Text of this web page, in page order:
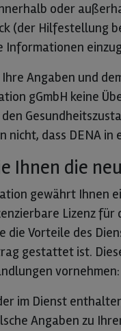
oder
(der Hilfestellung
Informationen
Angaben und
gGmbH keine
nicht, dass DENA
Ihnen die
gewährt Ihnen
Lizenz für
die Vorteile des
gestattet ist.
vornehmen:
im Dienst
Angaben zu